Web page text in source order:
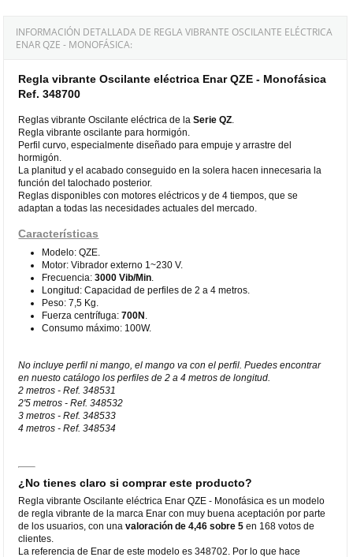
INFORMACIÓN DETALLADA DE REGLA VIBRANTE OSCILANTE ELÉCTRICA
ENAR QZE - MONOFÁSICA:
Regla vibrante Oscilante eléctrica Enar QZE - Monofásica
Ref. 348700
Reglas vibrante Oscilante eléctrica de laSerie QZ
Regla vibrante oscilante para hormigón.
Perfil curvo, especialmente diseñado para empuje y arrastre del
hormigón.
La planitud y el acabado conseguido en la solera hacen innecesaria la
función del talochado posterior.
Reglas disponibles con motores eléctricos y de 4 tiempos, que se
adaptan a todas las necesidades actuales del mercado.
Características
Modelo: QZE.
Motor: Vibrador externo 1~230 V.
Frecuencia:3000 Vib/Min
Longitud: Capacidad de perfiles de 2 a 4 metros.
Peso: 7,5 Kg.
Fuerza centrífuga:700N
Consumo máximo: 100W.
No incluye perfil ni mango, el mango va con el perfil. Puedes encontrar
en nuesto catálogo los perfiles de 2 a 4 metros de longitud.
2 metros - Ref. 348531
2'5 metros - Ref. 348532
3 metros - Ref. 348533
4 metros - Ref. 348534
¿No tienes claro si comprar este producto?
Regla vibrante Oscilante eléctrica Enar QZE - Monofásica es un modelo
de regla vibrante de la marca Enar con muy buena aceptación por parte
de los usuarios, con unavaloración de 4,46 sobre 5 en 168 votos de
clientes.
La referencia de Enar de este modelo es 348702. Por lo que hace